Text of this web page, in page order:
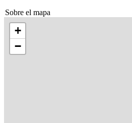
Sobre el mapa
+
−